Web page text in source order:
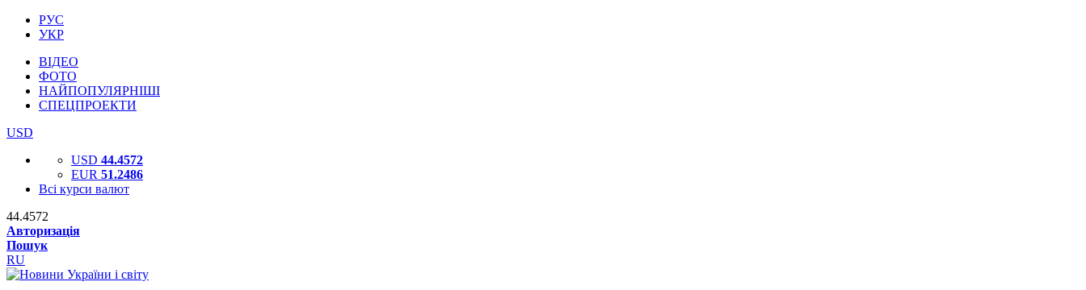
РУС
УКР
ВІДЕО
ФОТО
НАЙПОПУЛЯРНІШІ
СПЕЦПРОЕКТИ
USD
USD 44.4572
EUR 51.2486
Всі курси валют
44.4572
Авторизація
Пошук
RU